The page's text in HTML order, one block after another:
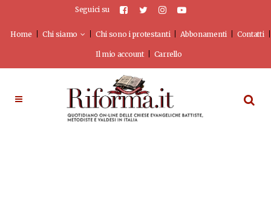
Seguici su
Home Chi siamo Chi sono i protestanti Abbonamenti Contatti
Il mio account Carrello